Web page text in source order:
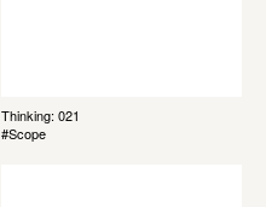
Thinking: 021
#Scope